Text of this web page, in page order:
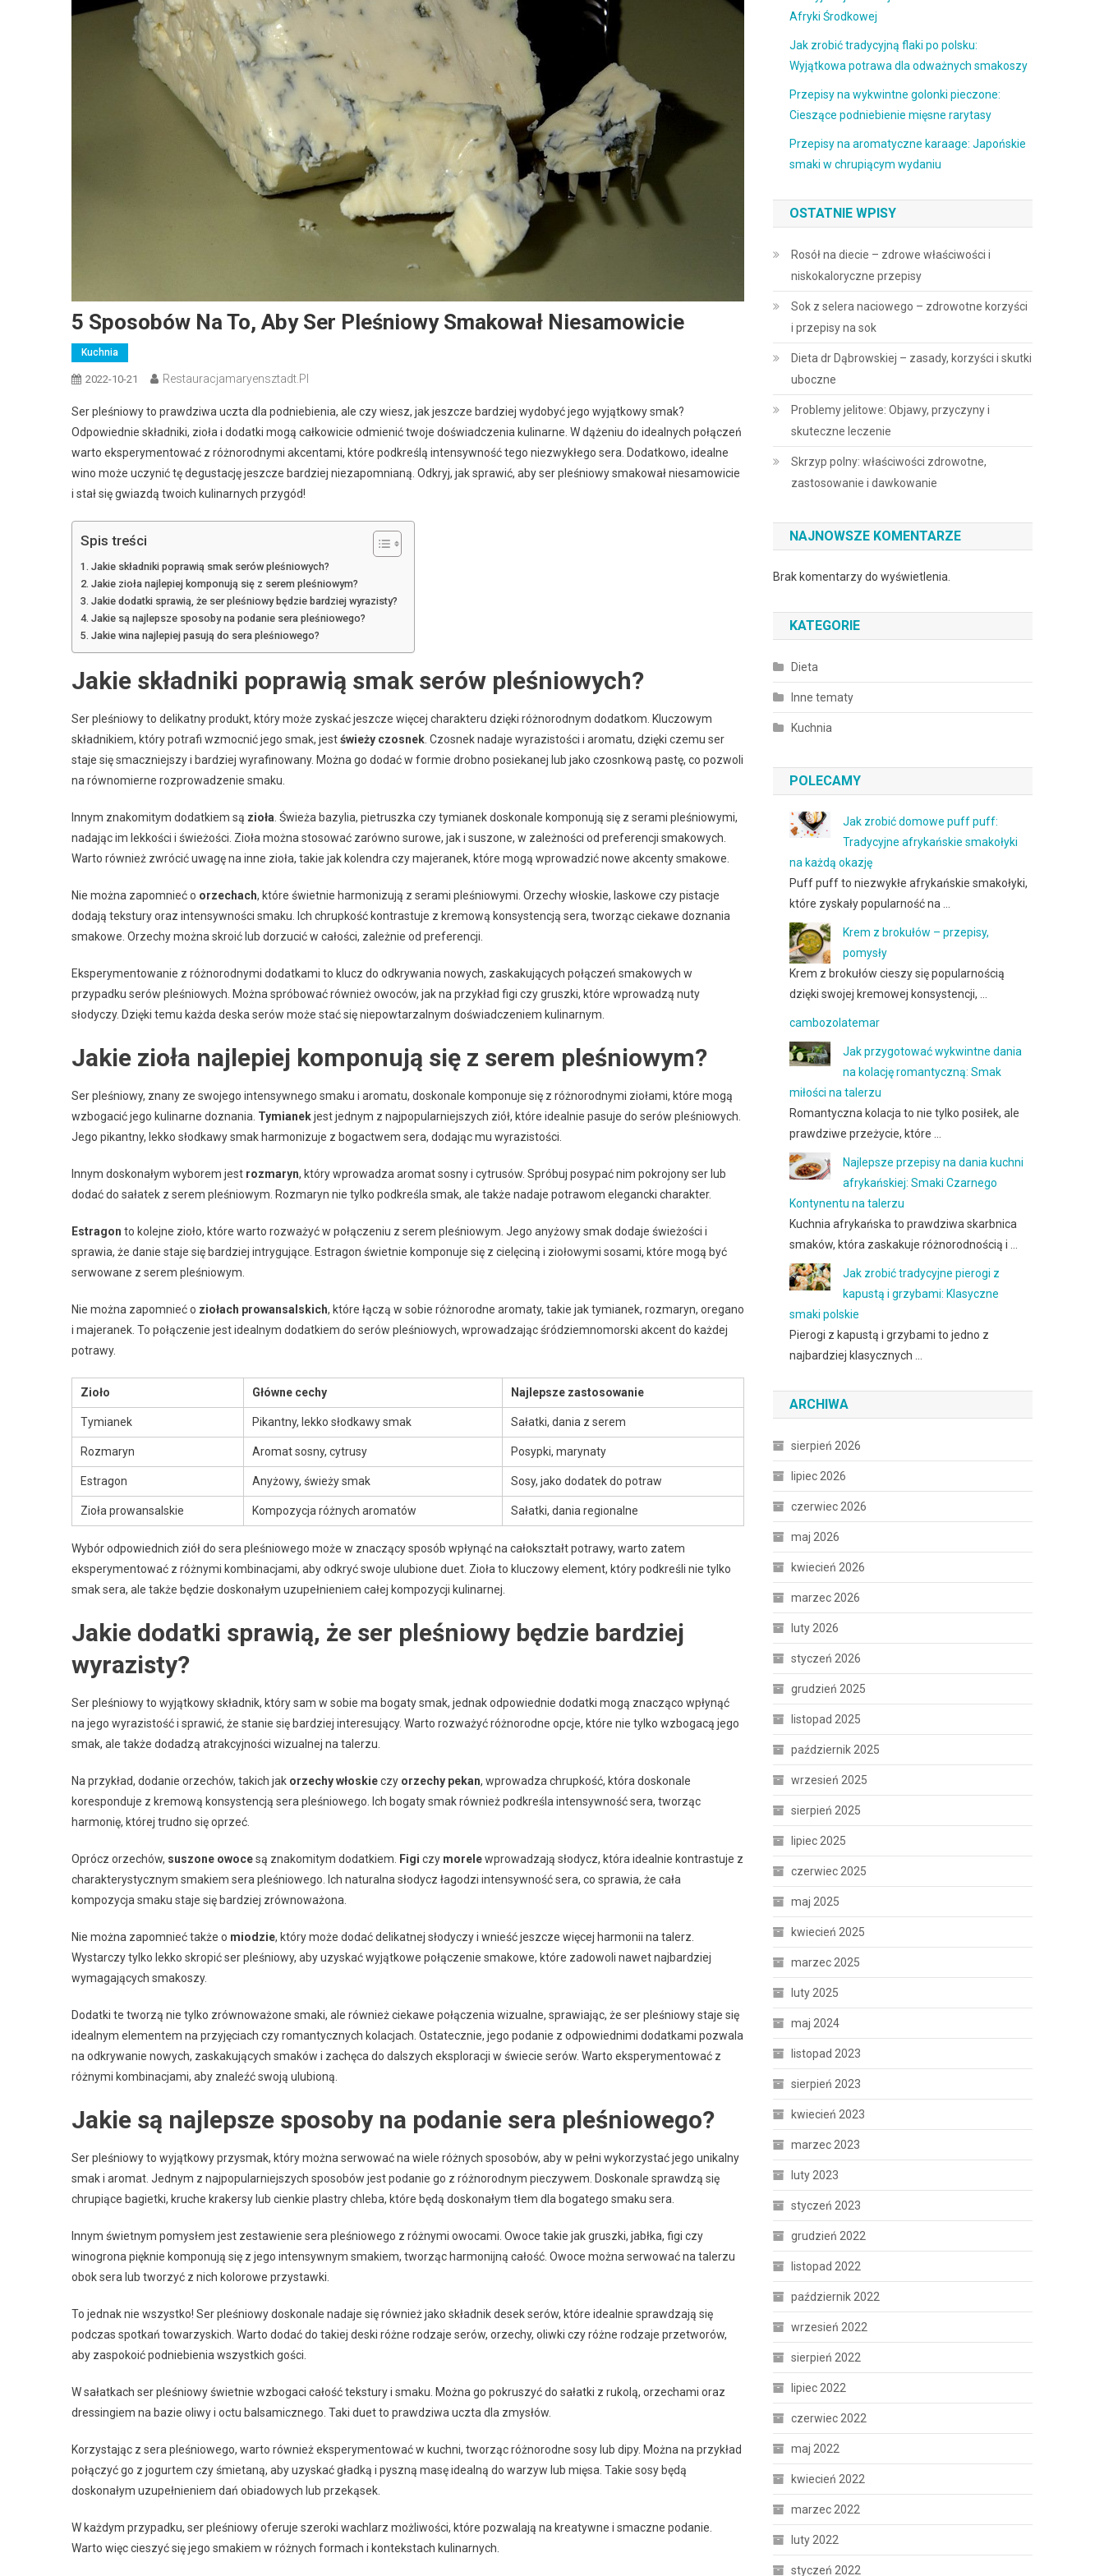
5 Sposobów Na To, Aby Ser Pleśniowy Smakował Niesamowicie
Kuchnia
2022-10-21 Restauracjamaryensztadt.pl
Ser pleśniowy to prawdziwa uczta dla podniebienia, ale czy wiesz, jak jeszcze bardziej wydobyć jego wyjątkowy smak?
Odpowiednie składniki, zioła i dodatki mogą całkowicie odmienić twoje doświadczenia kulinarne. W dążeniu do idealnych połączeń
warto eksperymentować z różnorodnymi akcentami, które podkreślą intensywność tego niezwykłego sera. Dodatkowo, idealne
wino może uczynić tę degustację jeszcze bardziej niezapomnianą. Odkryj, jak sprawić, aby ser pleśniowy smakował niesamowicie
i stał się gwiazdą twoich kulinarnych przygód!
Spis treści
Jakie składniki poprawią smak serów pleśniowych?
Jakie zioła najlepiej komponują się z serem pleśniowym?
Jakie dodatki sprawią, że ser pleśniowy będzie bardziej wyrazisty?
Jakie są najlepsze sposoby na podanie sera pleśniowego?
Jakie wina najlepiej pasują do sera pleśniowego?
Jakie składniki poprawią smak serów pleśniowych?
Ser pleśniowy to delikatny produkt, który może zyskać jeszcze więcej charakteru dzięki różnorodnym dodatkom. Kluczowym
składnikiem, który potrafi wzmocnić jego smak, jestświeży czosnek. Czosnek nadaje wyrazistości i aromatu, dzięki czemu ser
staje się smaczniejszy i bardziej wyrafinowany. Można go dodać w formie drobno posiekanej lub jako czosnkową pastę, co pozwoli
na równomierne rozprowadzenie smaku.
Innym znakomitym dodatkiem są zioła. Świeża bazylia, pietruszka czy tymianek doskonale komponują się z serami pleśniowymi,
nadając im lekkości i świeżości. Zioła można stosować zarówno surowe, jak i suszone, w zależności od preferencji smakowych.
Warto również zwrócić uwagę na inne zioła, takie jak kolendra czy majeranek, które mogą wprowadzić nowe akcenty smakowe.
Nie można zapomnieć o orzechach, które świetnie harmonizują z serami pleśniowymi. Orzechy włoskie, laskowe czy pistacje
dodają tekstury oraz intensywności smaku. Ich chrupkość kontrastuje z kremową konsystencją sera, tworząc ciekawe doznania
smakowe. Orzechy można skroić lub dorzucić w całości, zależnie od preferencji.
Eksperymentowanie z różnorodnymi dodatkami to klucz do odkrywania nowych, zaskakujących połączeń smakowych w
przypadku serów pleśniowych. Można spróbować również owoców, jak na przykład figi czy gruszki, które wprowadzą nuty
słodyczy. Dzięki temu każda deska serów może stać się niepowtarzalnym doświadczeniem kulinarnym.
Jakie zioła najlepiej komponują się z serem pleśniowym?
Ser pleśniowy, znany ze swojego intensywnego smaku i aromatu, doskonale komponuje się z różnorodnymi ziołami, które mogą
wzbogacić jego kulinarne doznania. Tymianekjest jednym z najpopularniejszych ziół, które idealnie pasuje do serów pleśniowych.
Jego pikantny, lekko słodkawy smak harmonizuje z bogactwem sera, dodając mu wyrazistości.
Innym doskonałym wyborem jest rozmaryn, który wprowadza aromat sosny i cytrusów. Spróbuj posypać nim pokrojony ser lub
dodać do sałatek z serem pleśniowym. Rozmaryn nie tylko podkreśla smak, ale także nadaje potrawom elegancki charakter.
Estragon to kolejne zioło, które warto rozważyć w połączeniu z serem pleśniowym. Jego anyżowy smak dodaje świeżości i
sprawia, że danie staje się bardziej intrygujące. Estragon świetnie komponuje się z cielęciną i ziołowymi sosami, które mogą być
serwowane z serem pleśniowym.
Nie można zapomnieć o ziołach prowansalskich, które łączą w sobie różnorodne aromaty, takie jak tymianek, rozmaryn, oregano
i majeranek. To połączenie jest idealnym dodatkiem do serów pleśniowych, wprowadzając śródziemnomorski akcent do każdej
potrawy.
Zioło Główne cechy Najlepsze zastosowanie
Tymianek Pikantny, lekko słodkawy smak Sałatki, dania z serem
Rozmaryn Aromat sosny, cytrusy Posypki, marynaty
Estragon Anyżowy, świeży smak Sosy, jako dodatek do potraw
Zioła prowansalskie Kompozycja różnych aromatów Sałatki, dania regionalne
Wybór odpowiednich ziół do sera pleśniowego może w znaczący sposób wpłynąć na całokształt potrawy, warto zatem
eksperymentować z różnymi kombinacjami, aby odkryć swoje ulubione duet. Zioła to kluczowy element, który podkreśli nie tylko
smak sera, ale także będzie doskonałym uzupełnieniem całej kompozycji kulinarnej.
Jakie dodatki sprawią, że ser pleśniowy będzie bardziej
wyrazisty?
Ser pleśniowy to wyjątkowy składnik, który sam w sobie ma bogaty smak, jednak odpowiednie dodatki mogą znacząco wpłynąć
na jego wyrazistość i sprawić, że stanie się bardziej interesujący. Warto rozważyć różnorodne opcje, które nie tylko wzbogacą jego
smak, ale także dodadzą atrakcyjności wizualnej na talerzu.
Na przykład, dodanie orzechów, takich jak orzechy włoskieczy orzechy pekan, wprowadza chrupkość, która doskonale
koresponduje z kremową konsystencją sera pleśniowego. Ich bogaty smak również podkreśla intensywność sera, tworząc
harmonię, której trudno się oprzeć.
Oprócz orzechów, suszone owocesą znakomitym dodatkiem. Figi czy morelewprowadzają słodycz, która idealnie kontrastuje z
charakterystycznym smakiem sera pleśniowego. Ich naturalna słodycz łagodzi intensywność sera, co sprawia, że cała
kompozycja smaku staje się bardziej zrównoważona.
Nie można zapomnieć także o miodzie, który może dodać delikatnej słodyczy i wnieść jeszcze więcej harmonii na talerz.
Wystarczy tylko lekko skropić ser pleśniowy, aby uzyskać wyjątkowe połączenie smakowe, które zadowoli nawet najbardziej
wymagających smakoszy.
Dodatki te tworzą nie tylko zrównoważone smaki, ale również ciekawe połączenia wizualne, sprawiając, że ser pleśniowy staje się
idealnym elementem na przyjęciach czy romantycznych kolacjach. Ostatecznie, jego podanie z odpowiednimi dodatkami pozwala
na odkrywanie nowych, zaskakujących smaków i zachęca do dalszych eksploracji w świecie serów. Warto eksperymentować z
różnymi kombinacjami, aby znaleźć swoją ulubioną.
Jakie są najlepsze sposoby na podanie sera pleśniowego?
Ser pleśniowy to wyjątkowy przysmak, który można serwować na wiele różnych sposobów, aby w pełni wykorzystać jego unikalny
smak i aromat. Jednym z najpopularniejszych sposobów jest podanie go z różnorodnym pieczywem. Doskonale sprawdzą się
chrupiące bagietki, kruche krakersy lub cienkie plastry chleba, które będą doskonałym tłem dla bogatego smaku sera.
Innym świetnym pomysłem jest zestawienie sera pleśniowego z różnymi owocami. Owoce takie jak gruszki, jabłka, figi czy
winogrona pięknie komponują się z jego intensywnym smakiem, tworząc harmonijną całość. Owoce można serwować na talerzu
obok sera lub tworzyć z nich kolorowe przystawki.
To jednak nie wszystko! Ser pleśniowy doskonale nadaje się również jako składnik desek serów, które idealnie sprawdzają się
podczas spotkań towarzyskich. Warto dodać do takiej deski różne rodzaje serów, orzechy, oliwki czy różne rodzaje przetworów,
aby zaspokoić podniebienia wszystkich gości.
W sałatkach ser pleśniowy świetnie wzbogaci całość tekstury i smaku. Można go pokruszyć do sałatki z rukolą, orzechami oraz
dressingiem na bazie oliwy i octu balsamicznego. Taki duet to prawdziwa uczta dla zmysłów.
Korzystając z sera pleśniowego, warto również eksperymentować w kuchni, tworząc różnorodne sosy lub dipy. Można na przykład
połączyć go z jogurtem czy śmietaną, aby uzyskać gładką i pyszną masę idealną do warzyw lub mięsa. Takie sosy będą
doskonałym uzupełnieniem dań obiadowych lub przekąsek.
W każdym przypadku, ser pleśniowy oferuje szeroki wachlarz możliwości, które pozwalają na kreatywne i smaczne podanie.
Warto więc cieszyć się jego smakiem w różnych formach i kontekstach kulinarnych.
Afryki Środkowej
Jak zrobić tradycyjną flaki po polsku:
Wyjątkowa potrawa dla odważnych smakoszy
Przepisy na wykwintne golonki pieczone:
Cieszące podniebienie mięsne rarytasy
Przepisy na aromatyczne karaage: Japońskie
smaki w chrupiącym wydaniu
OSTATNIE WPISY
Rosół na diecie – zdrowe właściwości i
niskokaloryczne przepisy
Sok z selera naciowego – zdrowotne korzyści
i przepisy na sok
Dieta dr Dąbrowskiej – zasady, korzyści i skutki
uboczne
Problemy jelitowe: Objawy, przyczyny i
skuteczne leczenie
Skrzyp polny: właściwości zdrowotne,
zastosowanie i dawkowanie
NAJNOWSZE KOMENTARZE
Brak komentarzy do wyświetlenia.
KATEGORIE
Dieta
Inne tematy
Kuchnia
POLECAMY
Jak zrobić domowe puff puff:
Tradycyjne afrykańskie smakołyki
na każdą okazję
Puff puff to niezwykłe afrykańskie smakołyki,
które zyskały popularność na …
Krem z brokułów – przepisy,
pomysły
Krem z brokułów cieszy się popularnością
dzięki swojej kremowej konsystencji, …
cambozolatemar
Jak przygotować wykwintne dania
na kolację romantyczną: Smak
miłości na talerzu
Romantyczna kolacja to nie tylko posiłek, ale
prawdziwe przeżycie, które …
Najlepsze przepisy na dania kuchni
afrykańskiej: Smaki Czarnego
Kontynentu na talerzu
Kuchnia afrykańska to prawdziwa skarbnica
smaków, która zaskakuje różnorodnością i …
Jak zrobić tradycyjne pierogi z
kapustą i grzybami: Klasyczne
smaki polskie
Pierogi z kapustą i grzybami to jedno z
najbardziej klasycznych …
ARCHIWA
sierpień 2026
lipiec 2026
czerwiec 2026
maj 2026
kwiecień 2026
marzec 2026
luty 2026
styczeń 2026
grudzień 2025
listopad 2025
październik 2025
wrzesień 2025
sierpień 2025
lipiec 2025
czerwiec 2025
maj 2025
kwiecień 2025
marzec 2025
luty 2025
maj 2024
listopad 2023
sierpień 2023
kwiecień 2023
marzec 2023
luty 2023
styczeń 2023
grudzień 2022
listopad 2022
październik 2022
wrzesień 2022
sierpień 2022
lipiec 2022
czerwiec 2022
maj 2022
kwiecień 2022
marzec 2022
luty 2022
styczeń 2022